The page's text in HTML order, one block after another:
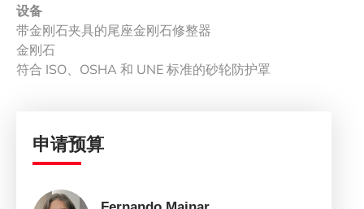
设备
带金刚石夹具的尾座金刚石修整器
金刚石
符合 ISO、OSHA 和 UNE 标准的砂轮防护罩
申请预算